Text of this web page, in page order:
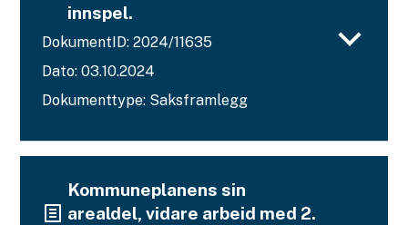
innspel.
DokumentID: 2024/11635
Dato: 03.10.2024
Dokumenttype: Saksframlegg
Kommuneplanens sin
arealdel, vidare arbeid med 2.